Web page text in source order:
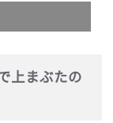
上まぶたの